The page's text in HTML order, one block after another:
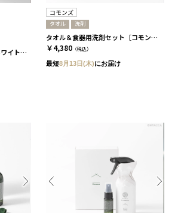
MOHEIM MUG BOX / サンドホワイト＆グレー［モヘイム］
コモンズ
タオル 洗剤
タオル＆食器用洗剤セット［コモンズ］
￥4,380 （税込）
最短8月13日(木)にお届け